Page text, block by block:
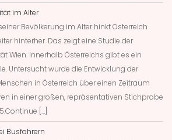
im Alter
Bevölkerung im Alter hinkt Österreich
hinterher. Das zeigt eine Studie der
Wien. Innerhalb Österreichs gibt es ein
Untersucht wurde die Entwicklung der
in Österreich über einen Zeitraum
in einer großen, repräsentativen Stichprobe
[…]
Busfahrern